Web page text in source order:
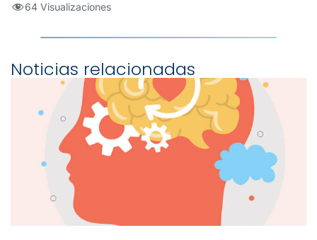
64 Visualizaciones
Noticias relacionadas